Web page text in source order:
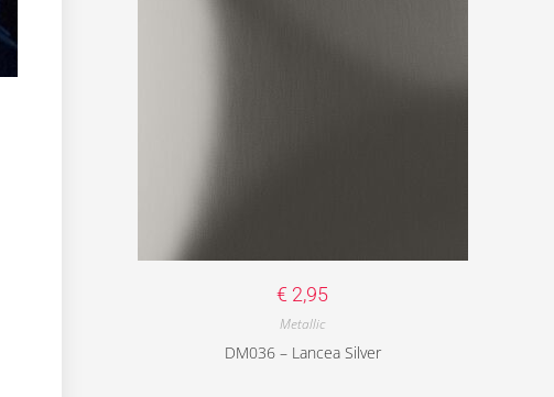
€ 2,95
Metallic
DM036 – Lancea Silver